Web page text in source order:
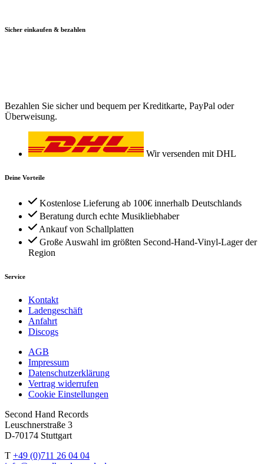
Sicher einkaufen & bezahlen
Bezahlen Sie sicher und bequem per Kreditkarte, PayPal oder
Überweisung.
Wir versenden mit DHL
Deine Vorteile
Kostenlose Lieferung ab 100€ innerhalb Deutschlands
Beratung durch echte Musikliebhaber
Ankauf von Schallplatten
Große Auswahl im größten Second-Hand-Vinyl-Lager der
Region
Service
Kontakt
Ladengeschäft
Anfahrt
Discogs
AGB
Impressum
Datenschutzerklärung
Vertrag widerrufen
Cookie Einstellungen
Second Hand Records
Leuschnerstraße 3
D-70174 Stuttgart
T +49 (0)711 26 04 04